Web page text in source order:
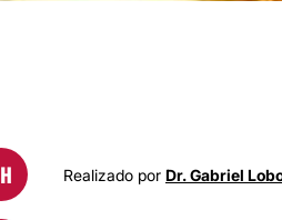
Realizado por Dr. Gabriel